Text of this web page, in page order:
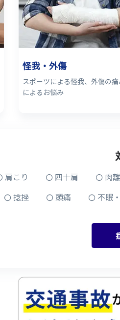
怪我・外傷
スポーツによる怪我、外傷の
によるお悩み
肩こり 四十肩 肉
捻挫 頭痛 不眠